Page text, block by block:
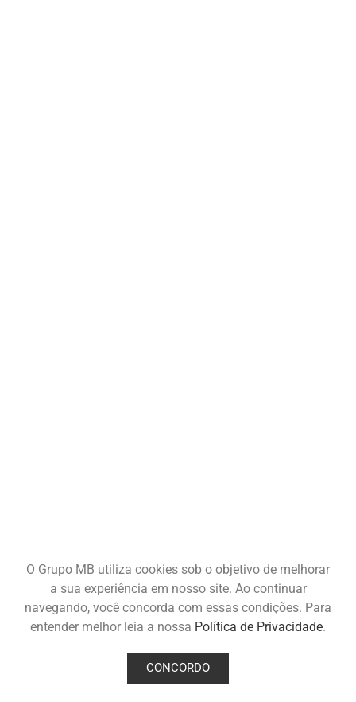
O Grupo MB utiliza cookies sob o objetivo de melhorar
a sua experiência em nosso site. Ao continuar
navegando, você concorda com essas condições. Para
entender melhor leia a nossa Política de Privacidade.
CONCORDO